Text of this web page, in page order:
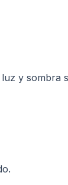
y sombra